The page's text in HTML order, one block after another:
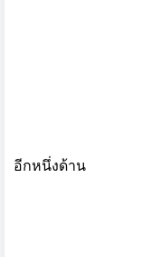
อีกหนึ่งด้าน